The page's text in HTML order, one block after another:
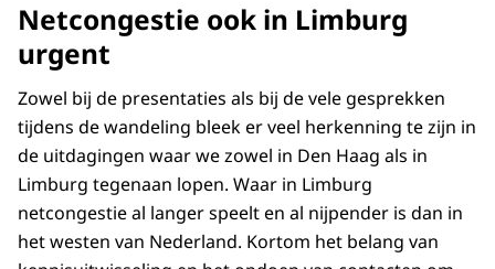
Netcongestie ook in Limburg
urgent
Zowel bij de presentaties als bij de vele gesprekken
tijdens de wandeling bleek er veel herkenning te zijn in
de uitdagingen waar we zowel in Den Haag als in
Limburg tegenaan lopen. Waar in Limburg
netcongestie al langer speelt en al nijpender is dan in
het westen van Nederland. Kortom het belang van